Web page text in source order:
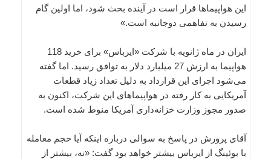
این هواپیماها قرار است در آینده بحث شود، اما اولین گام
رسیدن به تفاهمی دوجانبه است.»
ایران در ماه ژانویه با شرکت «ایرباس» برای خرید 118
هواپیما به ارزش 27 میلیارد دلار به توافق رسید. اما گفته
می‌شود اجرای این قرارداد به دلیل تعداد زیاد قطعات
آمریکایی به کار رفته در هواپیماهای این شرکت، اکنون به
صدور مجوز وزارت خزانه‌داری آمریکا منوط شده است.
آقای پرورش در پاسخ به سوالی درباره اینکه آیا حجم معامله
با بوئینگ از ایرباس بیشتر خواهد بود گفت: «نه، بیشتر از